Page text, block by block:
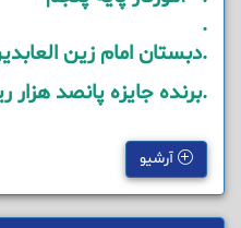
.
.دبستان امام زین
.برنده جایزه پانصد هزار
آرشیو